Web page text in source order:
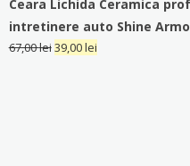
Ceara Lichida Ceramica
intretinere auto Shine
67,00lei39,00lei